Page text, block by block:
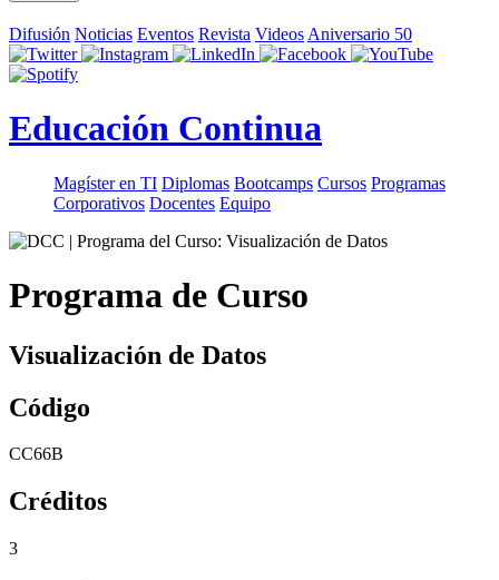
Difusión Noticias Eventos Revista Videos Aniversario 50
Educación Continua
Magíster en TI Diplomas Bootcamps Cursos Programas
Corporativos Docentes Equipo
Programa de Curso
Visualización de Datos
Código
CC66B
Créditos
3